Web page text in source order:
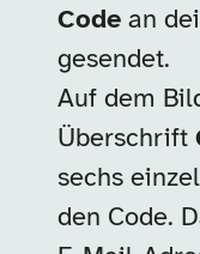
Code an
gesendet.
Auf dem
Überschrift
sechs
den Code.